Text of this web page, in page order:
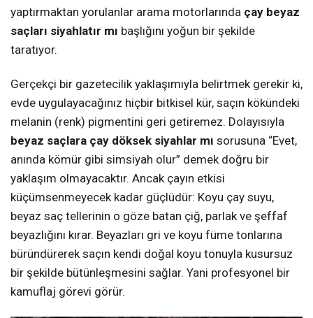
yaptırmaktan yorulanlar arama motorlarında çay beyaz
saçları siyahlatır mı başlığını yoğun bir şekilde
taratıyor.
Gerçekçi bir gazetecilik yaklaşımıyla belirtmek gerekir ki,
evde uygulayacağınız hiçbir bitkisel kür, saçın kökündeki
melanin (renk) pigmentini geri getiremez. Dolayısıyla
beyaz saçlara çay döksek siyahlar mı sorusuna “Evet,
anında kömür gibi simsiyah olur” demek doğru bir
yaklaşım olmayacaktır. Ancak çayın etkisi
küçümsenmeyecek kadar güçlüdür: Koyu çay suyu,
beyaz saç tellerinin o göze batan çiğ, parlak ve şeffaf
beyazlığını kırar. Beyazları gri ve koyu füme tonlarına
büründürerek saçın kendi doğal koyu tonuyla kusursuz
bir şekilde bütünleşmesini sağlar. Yani profesyonel bir
kamuflaj görevi görür.